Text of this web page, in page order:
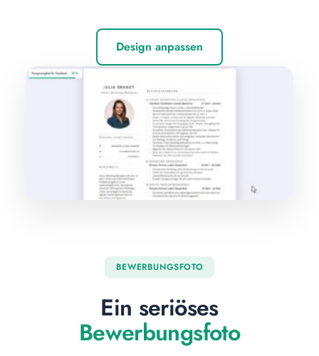
Design anpassen
BEWERBUNGSFOTO
Ein seriöses
Bewerbungsfoto